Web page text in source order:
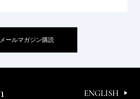
メールマガジン購読
ENGLISH